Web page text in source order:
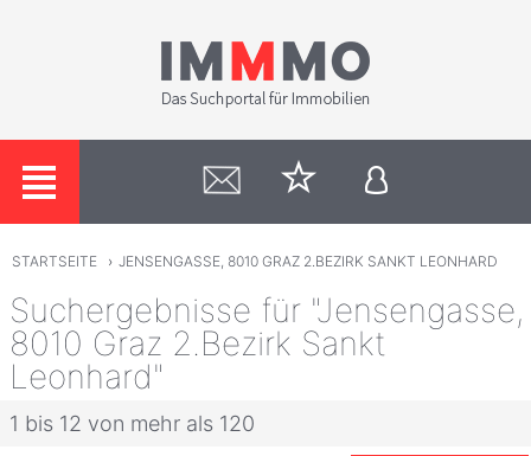
STARTSEITE › JENSENGASSE, 8010 GRAZ 2.BEZIRK SANKT LEONHARD
Suchergebnisse für "Jensengasse,
8010 Graz 2.Bezirk Sankt
Leonhard"
1 bis 12 von mehr als 120